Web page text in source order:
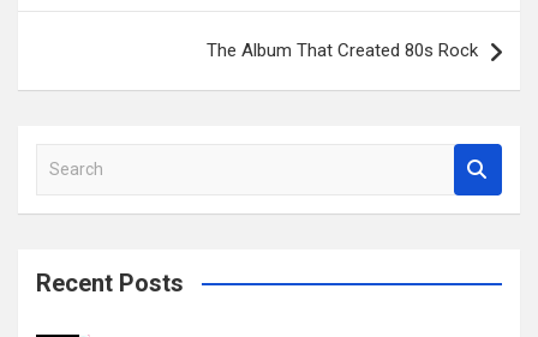
The Album That Created 80s Rock
a
c
Recent Posts